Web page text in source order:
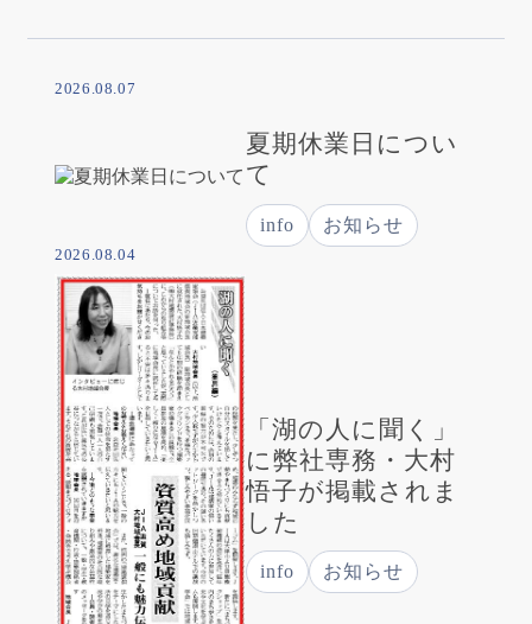
2026.08.07
夏期休業日につい
て
info お知らせ
2026.08.04
「湖の人に聞く」
に弊社専務・大村
悟子が掲載されま
した
info お知らせ